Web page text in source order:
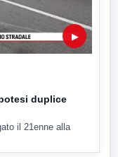
▶
duplice
il 21enne alla